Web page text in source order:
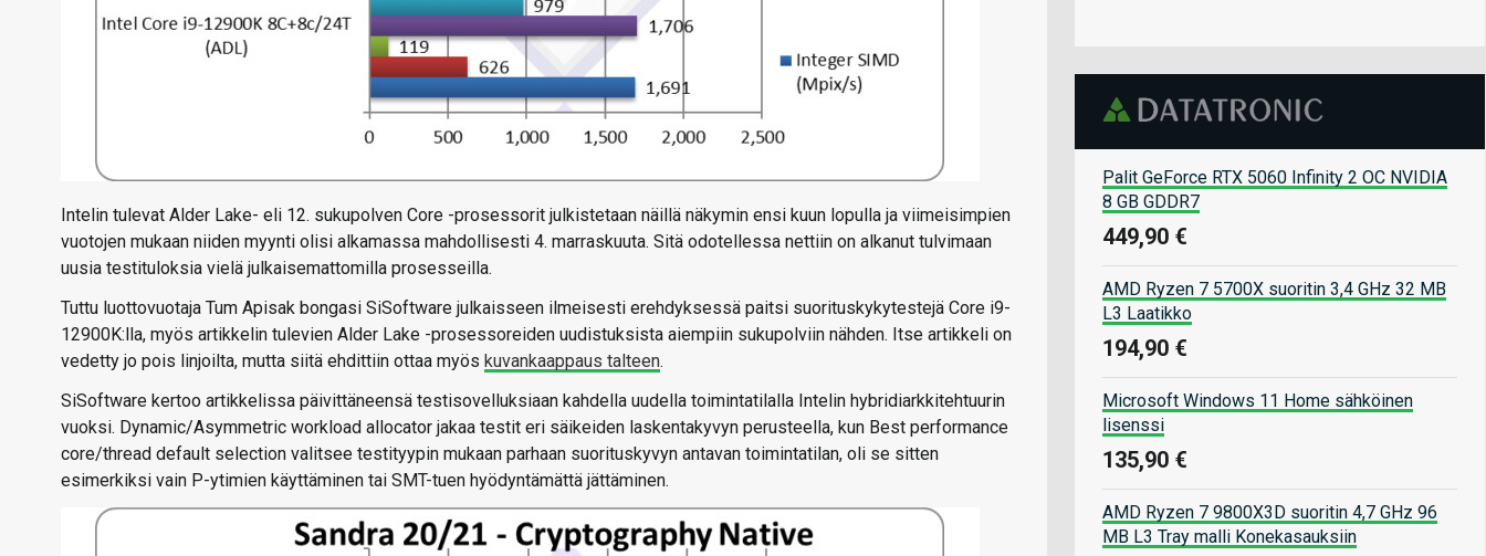
Intelin tulevat Alder Lake- eli 12. sukupolven Core -prosessorit julkistetaan näillä näkymin ensi kuun lopulla ja viimeisimpien
vuotojen mukaan niiden myynti olisi alkamassa mahdollisesti 4. marraskuuta. Sitä odotellessa nettiin on alkanut tulvimaan
uusia testituloksia vielä julkaisemattomilla prosesseilla.
Tuttu luottovuotaja Tum Apisak bongasi SiSoftware julkaisseen ilmeisesti erehdyksessä paitsi suorituskykytestejä Core i9-
12900K:lla, myös artikkelin tulevien Alder Lake -prosessoreiden uudistuksista aiempiin sukupolviin nähden. Itse artikkeli on
vedetty jo pois linjoilta, mutta siitä ehdittiin ottaa myös kuvankaappaus talteen.
SiSoftware kertoo artikkelissa päivittäneensä testisovelluksiaan kahdella uudella toimintatilalla Intelin hybridiarkkitehtuurin
vuoksi. Dynamic/Asymmetric workload allocator jakaa testit eri säikeiden laskentakyvyn perusteella, kun Best performance
core/thread default selection valitsee testityypin mukaan parhaan suorituskyvyn antavan toimintatilan, oli se sitten
esimerkiksi vain P-ytimien käyttäminen tai SMT-tuen hyödyntämättä jättäminen.
Palit GeForce RTX 5060 Infinity 2 OC NVIDIA
8 GB GDDR7
449,90 €
AMD Ryzen 7 5700X suoritin 3,4 GHz 32 MB
L3 Laatikko
194,90 €
Microsoft Windows 11 Home sähköinen
lisenssi
135,90 €
AMD Ryzen 7 9800X3D suoritin 4,7 GHz 96
MB L3 Tray malli Konekasauksiin